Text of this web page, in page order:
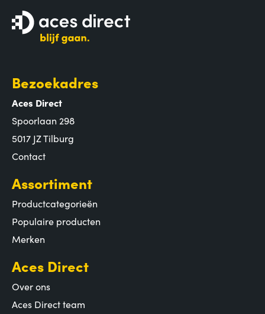
Bezoekadres
Aces Direct
Spoorlaan 298
5017 JZ Tilburg
Contact
Assortiment
Productcategorieën
Populaire producten
Merken
Aces Direct
Over ons
Aces Direct team